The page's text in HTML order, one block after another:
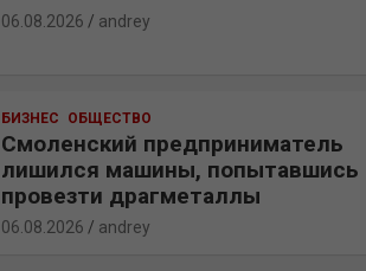
06.08.2026 andrey
БИЗНЕС ОБЩЕСТВО
Смоленский предприниматель
лишился машины, попытавшись
провезти драгметаллы
06.08.2026 andrey